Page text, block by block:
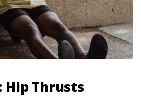
Hip Thrusts